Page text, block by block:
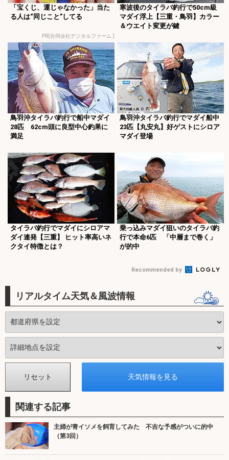
「宝くじ、運じゃなかった」当た
る人は“同じこと”してる
PR(合同会社デジタルファーム )
寒波後のタイラバ釣行で50cm級
マダイ浮上【三重・鳥羽】カラー
＆ウエイト変更が鍵
鳥羽沖タイラバ釣行で船中マダイ
28匹 62cm頭に良型中心釣果に
満足
鳥羽沖タイラバ釣行でマダイ船中
23匹【丸安丸】好ゲストにシロア
マダイ登場
タイラバ釣行でマダイにシロアマ
ダイ連発【三重】 ヒット率高いネ
クタイ特徴とは？
乗っ込みマダイ狙いのタイラバ釣
行で本命6匹 「中層まで巻く」
が的中
Recommended by
リアルタイム天気＆風波情報
関連する記事
主婦が青イソメを飼育してみた 不吉な予感がついに的中
（第3回）